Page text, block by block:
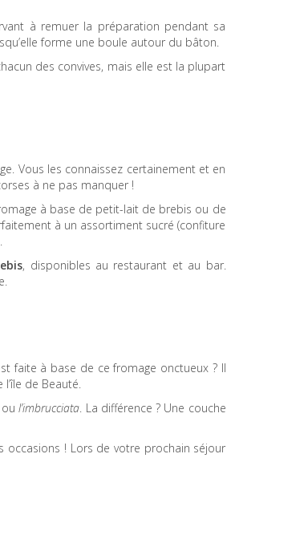
à remuer la préparation pendant sa
forme une boule autour du bâton.
des convives, mais elle est la plupart
Vous les connaissez certainement et en
à ne pas manquer !
à base de petit-lait de brebis ou de
à un assortiment sucré (confiture
, disponibles au restaurant et au bar.
faite à base de ce fromage onctueux ? Il
de Beauté.
l’imbrucciata. La différence ? Une couche
occasions ! Lors de votre prochain séjour